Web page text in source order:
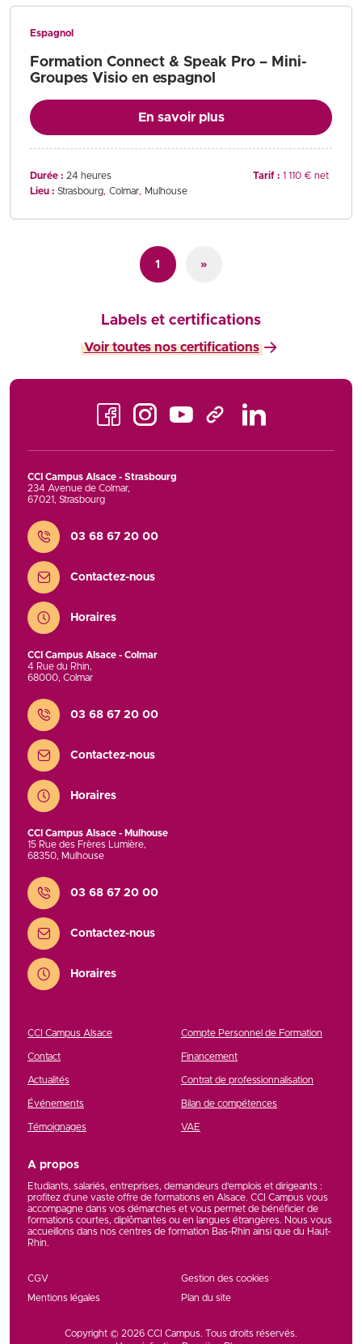
Espagnol
Formation Connect & Speak Pro – Mini-
Groupes Visio en espagnol
En savoir plus
Durée : 24 heures Tarif : 1 110 € net
Lieu : Strasbourg Colmar Mulhouse
1 »
Labels et certifications
Voir toutes nos certifications
FacebookInstagramYoutube TikTok
CCI Campus Alsace - Strasbourg
234 Avenue de Colmar,
67021, Strasbourg
Contact
03 68 67 20 00
Contactez-nous
Horaires
CCI Campus Alsace - Colmar
4 Rue du Rhin,
68000, Colmar
Contact
03 68 67 20 00
Contactez-nous
Horaires
CCI Campus Alsace - Mulhouse
15 Rue des Frères Lumière,
68350, Mulhouse
Contact
03 68 67 20 00
Contactez-nous
Horaires
CCI Campus Alsace
Contact
Actualités
Événements
Témoignages
Compte Personnel de Formation
Financement
Contrat de professionnalisation
Bilan de compétences
VAE
A propos
Etudiants, salariés, entreprises, demandeurs d’emplois et dirigeants :
profitez d’une vaste offre de formations en Alsace. CCI Campus vous
accompagne dans vos démarches et vous permet de bénéficier de
formations courtes, diplômantes ou en langues étrangères. Nous vous
accueillons dans nos centres de formation Bas-Rhin ainsi que du Haut-
Rhin.
CGV
Gestion des cookies
Mentions légales
Plan du site
Copyright © 2026 CCI Campus. Tous droits réservés.